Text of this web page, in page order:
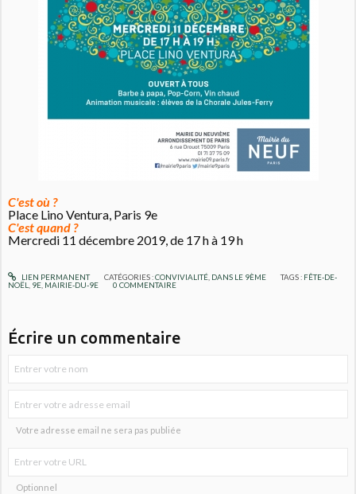
C'est où ?
Place Lino Ventura, Paris 9e
C'est quand ?
Mercredi 11 décembre 2019, de 17 h à 19 h
LIEN PERMANENT CATÉGORIES :CONVIVIALITÉ, DANS LE 9ÈME TAGS : FÊTE-DE-
NOËL
9E MAIRIE-DU-9E 0 COMMENTAIRE
Écrire un commentaire
Votre adresse email ne sera pas publiée
Optionnel